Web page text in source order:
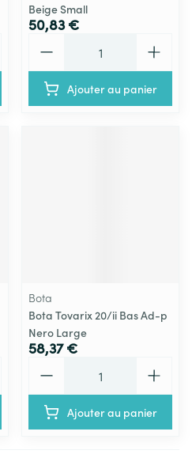
Beige Small
50,83 €
Ajouter au panier
Bota
Bota Tovarix 20/ii Bas Ad-p
Nero Large
58,37 €
Ajouter au panier